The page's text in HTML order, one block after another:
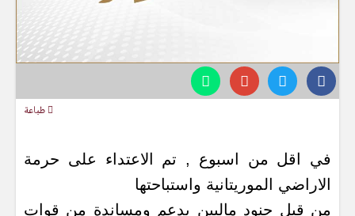
طباعة
في اقل من اسبوع , تم الاعتداء على حرمة
الاراضي الموريتانية واستباحتها
من قِبل جنود ماليين بدعم ومساندة من قوات